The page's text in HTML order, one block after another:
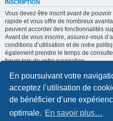
En poursuivant votre
acceptez l’utilisation de
de bénéficier d’une
optimale. En savoir plus…
INSCRIPTION
Vous devez être inscrit avant de
rapide et vous offre de nombreux
peuvent accorder des fonctionnalités
Avant de vous inscrire, assurez-vous
conditions d’utilisation et de notre
également prendre le temps de
forum lors de votre navigation.
Conditions d’utilisation|Politique de
Inscription